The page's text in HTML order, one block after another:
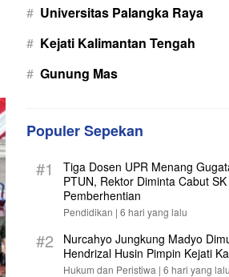
# Universitas Palangka Raya
# Kejati Kalimantan Tengah
# Gunung Mas
Populer Sepekan
#1
Tiga Dosen UPR Menang
PTUN, Rektor Diminta Cabut SK
Pemberhentian
Pendidikan | 6 hari yang lalu
#2
Nurcahyo Jungkung Madyo
Hendrizal Husin Pimpin Kejati
Hukum dan Peristiwa | 6 hari yang lalu